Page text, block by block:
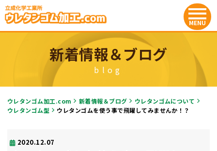
新着情報＆ブログ
blog
ウレタンゴム加工.com 新着情報＆ブログ
ウレタンゴムについて
ウレタンゴム型
ウレタンゴムを使う事で飛躍してみませんか！？
2020.12.07